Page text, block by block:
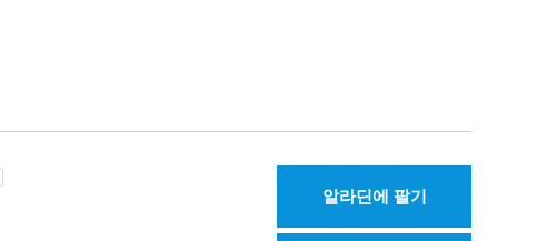
알라딘에 팔기